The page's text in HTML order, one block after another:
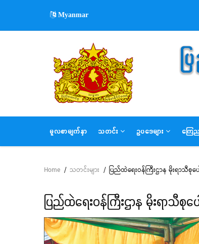
main
Myanmar
MAIN
NAVIGATION
မူလစာမျက်နှာ သတင်း ဥပဒေများ ကြေ
Breadcrumb
Home / သတင်းများ / ပြည်ထဲရေးဝန်ကြီးဌာန မိုးရာသီစုပ
ပြည်ထဲရေးဝန်ကြီးဌာန မိုးရာသီစုပ